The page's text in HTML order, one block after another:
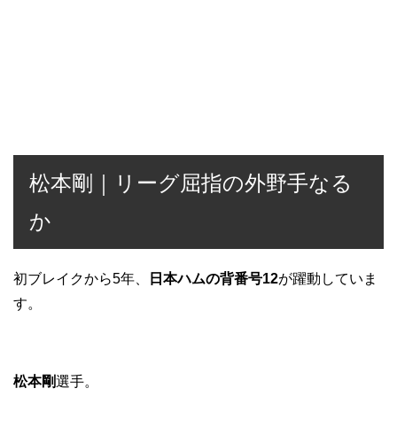
松本剛｜リーグ屈指の外野手なる
か
初ブレイクから5年、 日本ハムの背番号12が躍動していま
す。
松本剛選手。